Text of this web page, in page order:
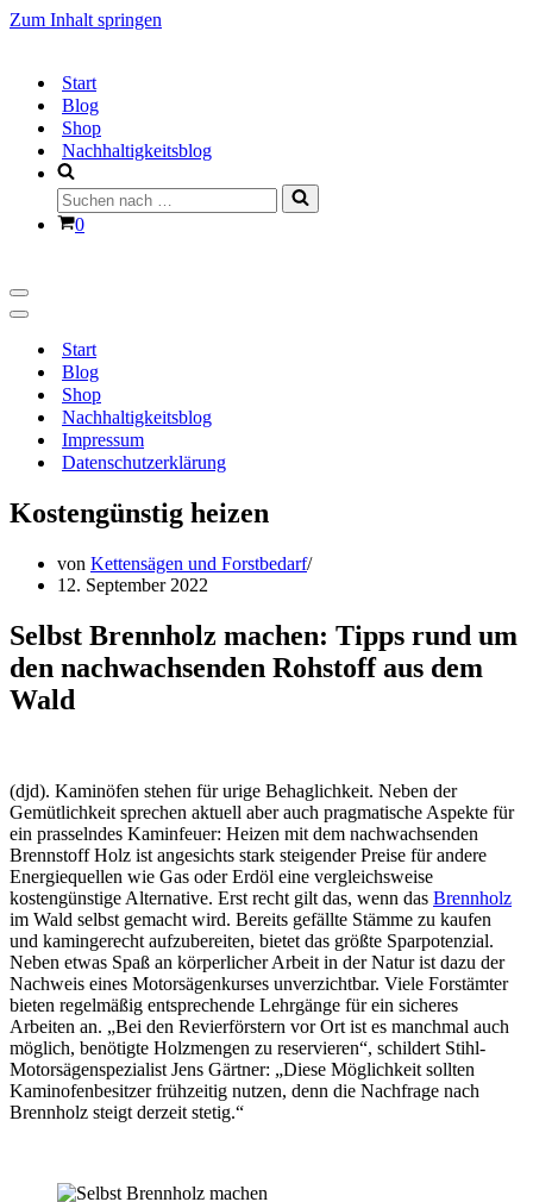
Zum Inhalt springen
Start
Blog
Shop
Nachhaltigkeitsblog
Suchen
nach …
Warenkorb
0
Navigationsmenü
Navigationsmenü
Start
Blog
Shop
Nachhaltigkeitsblog
Impressum
Datenschutzerklärung
Kostengünstig heizen
von Kettensägen und Forstbedarf
12. September 2022
Selbst Brennholz machen: Tipps rund um
den nachwachsenden Rohstoff aus dem
Wald
(djd). Kaminöfen stehen für urige Behaglichkeit. Neben der
Gemütlichkeit sprechen aktuell aber auch pragmatische Aspekte für
ein prasselndes Kaminfeuer: Heizen mit dem nachwachsenden
Brennstoff Holz ist angesichts stark steigender Preise für andere
Energiequellen wie Gas oder Erdöl eine vergleichsweise
kostengünstige Alternative. Erst recht gilt das, wenn das Brennholz
im Wald selbst gemacht wird. Bereits gefällte Stämme zu kaufen
und kamingerecht aufzubereiten, bietet das größte Sparpotenzial.
Neben etwas Spaß an körperlicher Arbeit in der Natur ist dazu der
Nachweis eines Motorsägenkurses unverzichtbar. Viele Forstämter
bieten regelmäßig entsprechende Lehrgänge für ein sicheres
Arbeiten an. „Bei den Revierförstern vor Ort ist es manchmal auch
möglich, benötigte Holzmengen zu reservieren“, schildert Stihl-
Motorsägenspezialist Jens Gärtner: „Diese Möglichkeit sollten
Kaminofenbesitzer frühzeitig nutzen, denn die Nachfrage nach
Brennholz steigt derzeit stetig.“